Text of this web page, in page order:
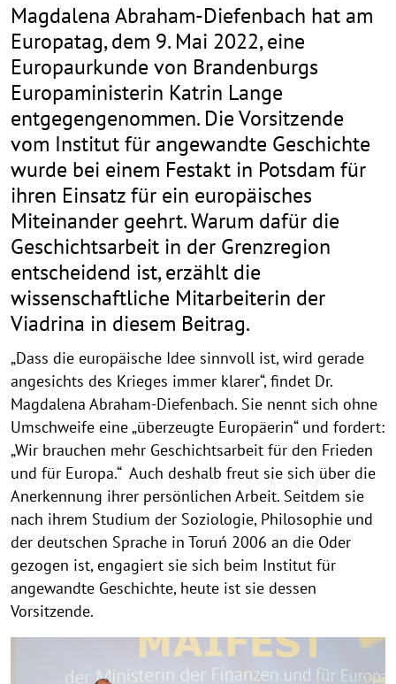
Magdalena Abraham-Diefenbach hat am
Europatag, dem 9. Mai 2022, eine
Europaurkunde von Brandenburgs
Europaministerin Katrin Lange
entgegengenommen. Die Vorsitzende
vom Institut für angewandte Geschichte
wurde bei einem Festakt in Potsdam für
ihren Einsatz für ein europäisches
Miteinander geehrt. Warum dafür die
Geschichtsarbeit in der Grenzregion
entscheidend ist, erzählt die
wissenschaftliche Mitarbeiterin der
Viadrina in diesem Beitrag.
„Dass die europäische Idee sinnvoll ist, wird gerade
angesichts des Krieges immer klarer“, findet Dr.
Magdalena Abraham-Diefenbach. Sie nennt sich ohne
Umschweife eine „überzeugte Europäerin“ und fordert:
„Wir brauchen mehr Geschichtsarbeit für den Frieden
und für Europa.“ Auch deshalb freut sie sich über die
Anerkennung ihrer persönlichen Arbeit. Seitdem sie
nach ihrem Studium der Soziologie, Philosophie und
der deutschen Sprache in Toruń 2006 an die Oder
gezogen ist, engagiert sie sich beim Institut für
angewandte Geschichte, heute ist sie dessen
Vorsitzende.